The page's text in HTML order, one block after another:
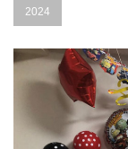
2024